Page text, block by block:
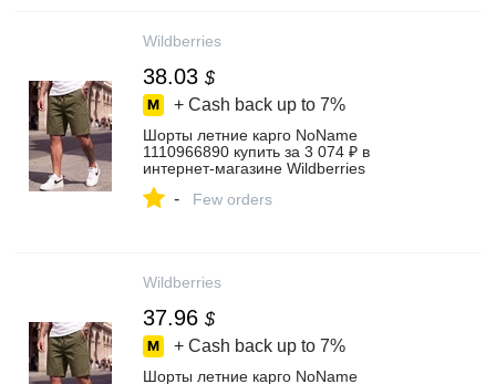
Wildberries
38.03 $
+ Cash back up to 7%
Шорты летние карго NoName
1110966890 купить за 3 074 ₽ в
интернет‑магазине Wildberries
- Few orders
Wildberries
37.96 $
+ Cash back up to 7%
Шорты летние карго NoName